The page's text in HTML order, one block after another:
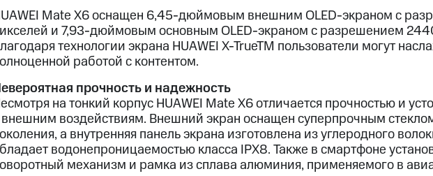
Mate X6 оснащен 6,45-дюймовым внешним OLED-экраном с
и 7,93-дюймовым основным OLED-экраном с разрешением
технологии экрана HUAWEI X-TrueTM пользователи могут
работой с контентом.
прочность и надежность
на тонкий корпус HUAWEI Mate X6 отличается прочностью и
внешним воздействиям. Внешний экран оснащен суперпрочным
а внутренняя панель экрана изготовлена из углеродного
водонепроницаемостью класса IPX8. Также в смартфоне
механизм и рамка из сплава алюминия, применяемого в